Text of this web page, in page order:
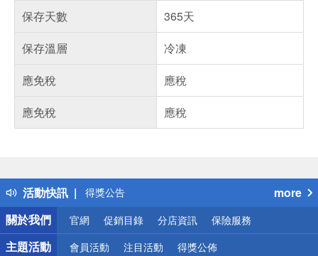
保存天數
365天
保存溫層
冷凍
應免稅
應稅
應免稅
應稅
活動快訊
得獎公告
熱門話題
銀行優惠
偏遠地區配送
詐騙網頁！請小心！
more
關於我們
官網 促銷目錄 分店資訊 保險服務
主題活動 會員活動 注目活動 得獎公佈